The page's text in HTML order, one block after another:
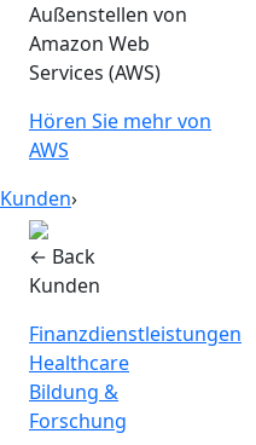
Außenstellen von
Amazon Web
Services (AWS)
Hören Sie mehr von
AWS
Kunden›
← Back
Kunden
Finanzdienstleistungen
Healthcare
Bildung &
Forschung